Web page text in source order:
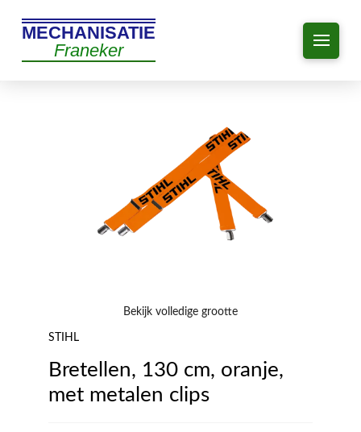
MECHANISATIE
Franeker
Bekijk volledige grootte
STIHL
Bretellen, 130 cm, oranje,
met metalen clips